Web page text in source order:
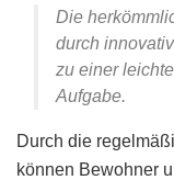
Die
durch
zu einer
Aufgabe.
Durch die
können Bewohner